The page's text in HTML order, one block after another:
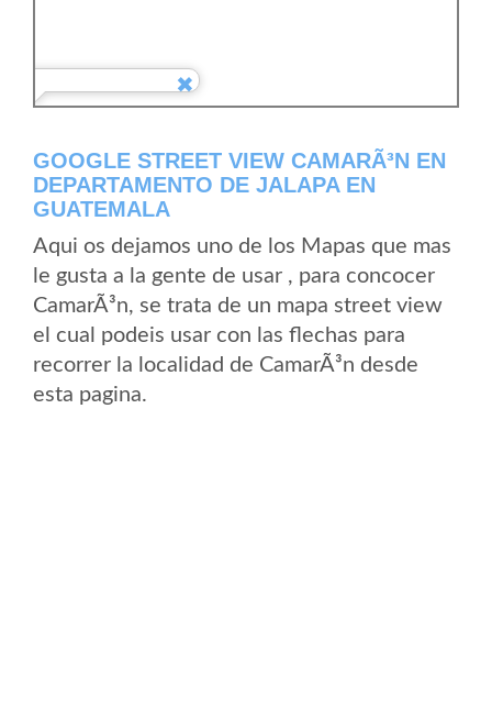
GOOGLE STREET VIEW CAMARÃ³N EN
DEPARTAMENTO DE JALAPA EN
GUATEMALA
Aqui os dejamos uno de los Mapas que mas
le gusta a la gente de usar , para concocer
CamarÃ³n, se trata de un mapa street view
el cual podeis usar con las flechas para
recorrer la localidad de CamarÃ³n desde
esta pagina.